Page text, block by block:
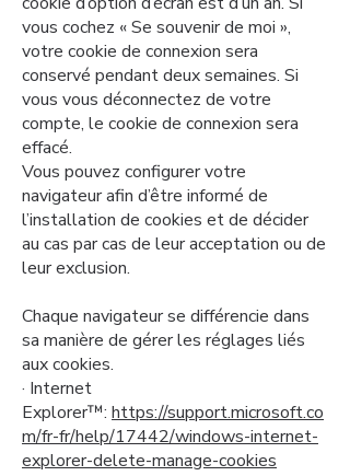
vous cochez « Se souvenir de moi »,
votre cookie de connexion sera
conservé pendant deux semaines. Si
vous vous déconnectez de votre
compte, le cookie de connexion sera
effacé.
Vous pouvez configurer votre
navigateur afin d’être informé de
l’installation de cookies et de décider
au cas par cas de leur acceptation ou de
leur exclusion.
Chaque navigateur se différencie dans
sa manière de gérer les réglages liés
aux cookies.
· Internet
Explorer™: https://support.microsoft.co
m/fr-fr/help/17442/windows-internet-
explorer-delete-manage-cookies